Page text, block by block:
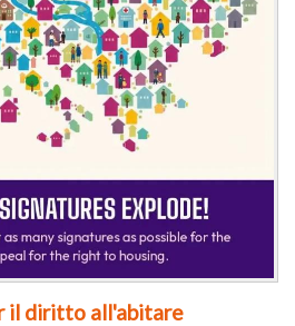
il diritto all'abitare